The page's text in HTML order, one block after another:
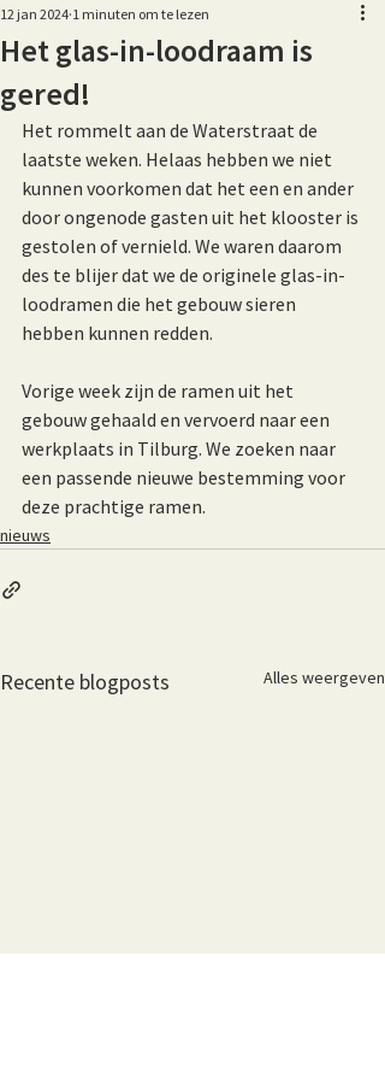
Het glas-in-loodraam is
gered!
12 jan 2024 1 minuten om te lezen
Het rommelt aan de Waterstraat de
laatste weken. Helaas hebben we niet
kunnen voorkomen dat het een en ander
door ongenode gasten uit het klooster is
gestolen of vernield. We waren daarom
des te blijer dat we de originele glas-in-
loodramen die het gebouw sieren
hebben kunnen redden.
Vorige week zijn de ramen uit het
gebouw gehaald en vervoerd naar een
werkplaats in Tilburg. We zoeken naar
een passende nieuwe bestemming voor
deze prachtige ramen.
nieuws
Recente blogposts Alles weergeven